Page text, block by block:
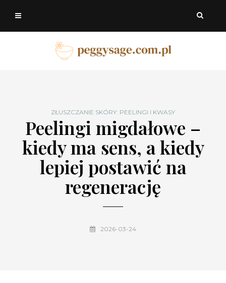
ZŁUSZCZANIE SKÓRY: PEELINGI I KWASY
Peelingi migdałowe –
kiedy ma sens, a kiedy
lepiej postawić na
regenerację
2026-03-24